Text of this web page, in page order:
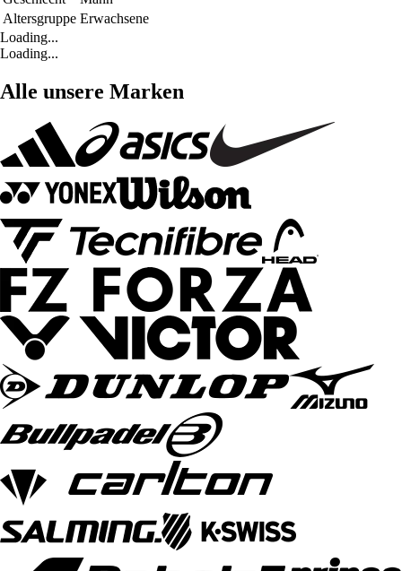
Altersgruppe Erwachsene
Loading...
Loading...
Alle unsere Marken